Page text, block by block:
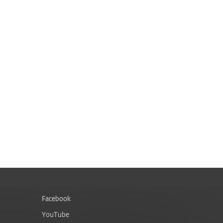
Facebook
YouTube